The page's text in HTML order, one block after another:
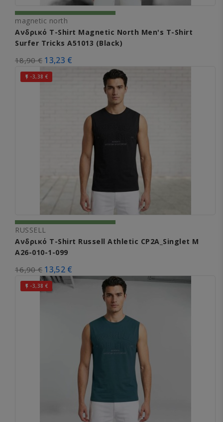
magnetic north
Ανδρικό T-Shirt Magnetic North Men's T-Shirt
Surfer Tricks A51013 (Black)
18,90 € 13,23 €
 -3,38 €
RUSSELL
Ανδρικό T-Shirt Russell Athletic CP2A_Singlet M
A26-010-1-099
16,90 € 13,52 €
 -3,38 €